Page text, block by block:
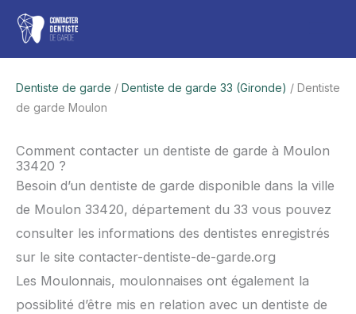
Aller
contenu
Dentiste de garde / Dentiste de garde 33 (Gironde) / Dentiste
de garde Moulon
Comment contacter un dentiste de garde à Moulon
33420 ?
Besoin d’un dentiste de garde disponible dans la ville
de Moulon 33420, département du 33 vous pouvez
consulter les informations des dentistes enregistrés
sur le site contacter-dentiste-de-garde.org
Les Moulonnais, moulonnaises ont également la
possiblité d’être mis en relation avec un dentiste de